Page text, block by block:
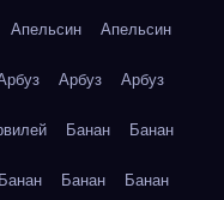
Апельсин Апельсин
Арбуз Арбуз
Банан Банан
Банан Банан Банан